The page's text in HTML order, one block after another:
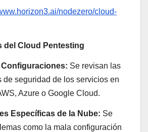
nodezero/cloud-
del Cloud Pentesting
Se revisan las
de seguridad de los servicios en
Azure o Google Cloud.
Específicas de la Nube: Se
como la mala configuración